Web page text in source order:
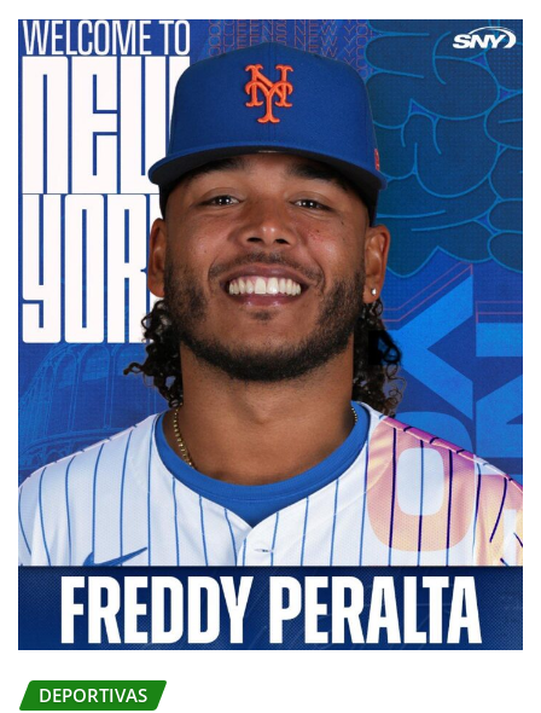
DEPORTIVAS